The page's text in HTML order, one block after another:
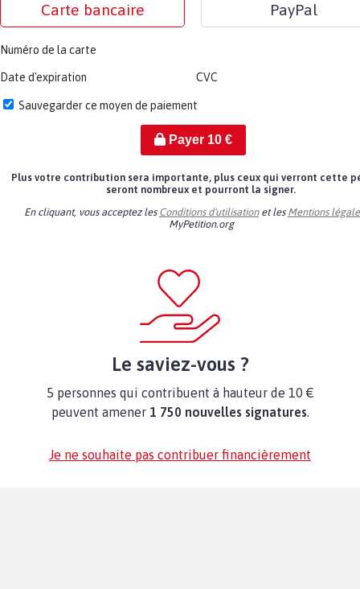
Carte bancaire PayPal
Numéro de la carte
Date d'expiration CVC
Sauvegarder ce moyen de paiement
Payer 10€
Plus votre contribution sera importante, plus ceux qui verront cette
seront nombreux et pourront la signer.
En cliquant, vous acceptez les Conditions d'utilisationet les Mentions
MyPetition.org
Le saviez-vous ?
5 personnes qui contribuent à hauteur de 10 €
peuvent amener 1 750 nouvelles signatures.
Je ne souhaite pas contribuer financièrement